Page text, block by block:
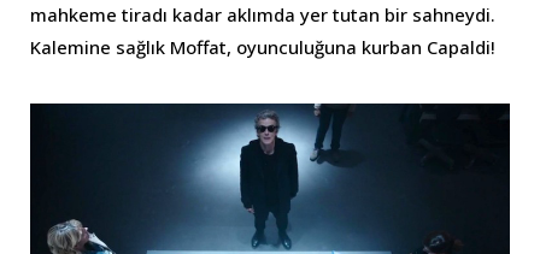
mahkeme tiradı kadar aklımda yer tutan bir sahneydi.
Kalemine sağlık Moffat, oyunculuğuna kurban Capaldi!